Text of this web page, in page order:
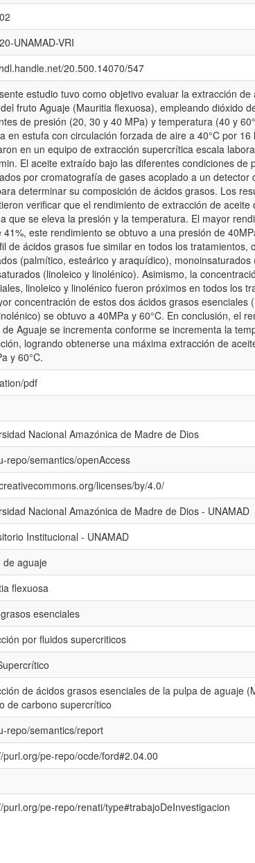
UNAMAD-VRI
20.500.14070/547
estudio tuvo como objetivo evaluar la extracción
fruto Aguaje (Mauritia flexuosa), empleando dióxido
de presión (20, 30 y 40 MPa) y temperatura (40 y
en estufa con circulación forzada de aire a 40°C por
en un equipo de extracción supercrítica escala
El aceite extraído bajo las diferentes condiciones de
por cromatografía de gases acoplado a un detector
determinar su composición de ácidos grasos. Los
verificar que el rendimiento de extracción de
que se eleva la presión y la temperatura. El mayor
41%, este rendimiento se obtuvo a una presión de
de ácidos grasos fue similar en todos los tratamientos,
(palmítico, esteárico y araquídico), monoinsaturados
(linoleico y linolénico). Asimismo, la
linoleico y linolénico fueron próximos en todos los
concentración de estos dos ácidos grasos esenciales
se obtuvo a 40MPa y 60°C. En conclusión, el
de Aguaje se incrementa conforme se incrementa la
logrando obtenerse una máxima extracción de
y 60°C.
pdf
Nacional Amazónica de Madre de Dios
repo/semantics/openAccess
licenses/by/4.0/
Nacional Amazónica de Madre de Dios - UNAMAD
Institucional - UNAMAD
de aguaje
flexuosa
esenciales
por fluidos supercriticos
de ácidos grasos esenciales de la pulpa de aguaje
de carbono supercrítico
repo/semantics/report
purl.org/pe-repo/ocde/ford#2.04.00
purl.org/pe-repo/renati/type#trabajoDeInvestigacion